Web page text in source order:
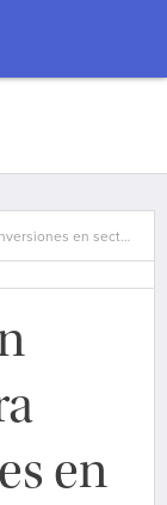
en sect…
en